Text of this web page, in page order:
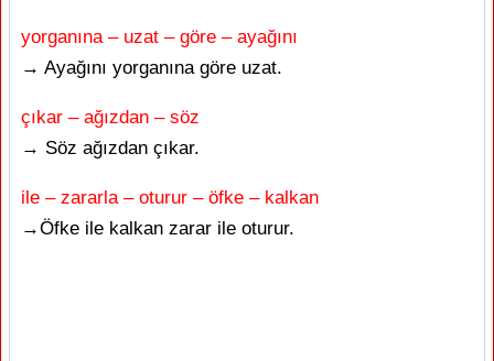
yorganına – uzat – göre – ayağını
→ Ayağını yorganına göre uzat.
çıkar – ağızdan – söz
→ Söz ağızdan çıkar.
ile – zararla – oturur – öfke – kalkan
→Öfke ile kalkan zarar ile oturur.